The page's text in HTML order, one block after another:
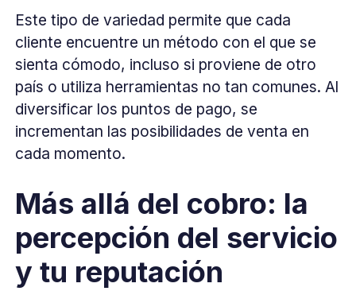
Este tipo de variedad permite que cada
cliente encuentre un método con el que se
sienta cómodo, incluso si proviene de otro
país o utiliza herramientas no tan comunes. Al
diversificar los puntos de pago, se
incrementan las posibilidades de venta en
cada momento.
Más allá del cobro: la
percepción del servicio
y tu reputación